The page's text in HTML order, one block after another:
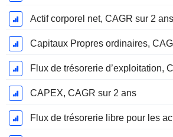
Actif corporel net, CAGR sur 2 ans
Capitaux Propres ordinaires,
CAPEX, CAGR sur 2 ans